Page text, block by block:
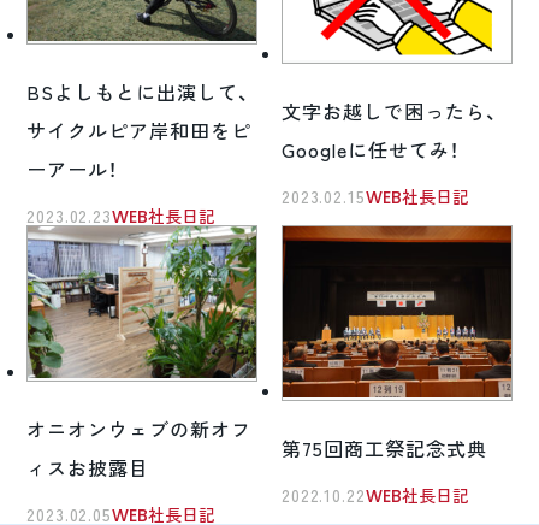
BSよしもとに出演して、
サイクルピア岸和田をピ
ーアール！
2023.02.23WEB社長日記
文字お越しで困ったら、
Googleに任せてみ！
2023.02.15WEB社長日記
オニオンウェブの新オフ
ィスお披露目
2023.02.05WEB社長日記
第75回商工祭記念式典
2022.10.22WEB社長日記